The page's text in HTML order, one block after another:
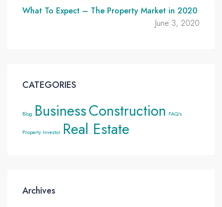
What To Expect – The Property Market in 2020
June 3, 2020
CATEGORIES
Blog BusinessConstruction FAQ's
Property Investor Real Estate
Archives